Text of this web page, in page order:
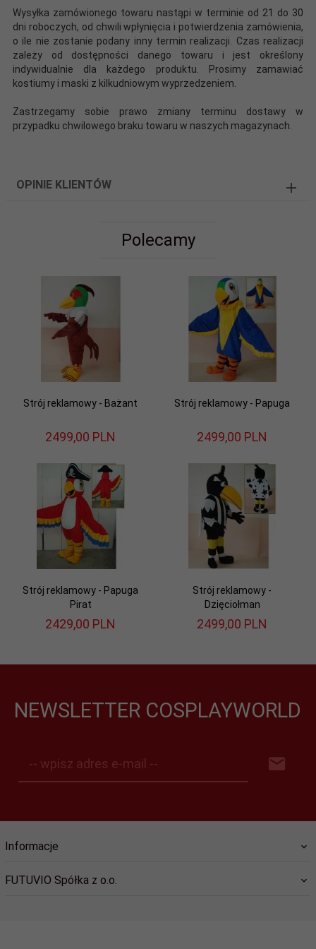
Wysyłka zamówionego towaru nastąpi w terminie od 21 do 30
dni roboczych, od chwili wpłynięcia i potwierdzenia zamówienia,
o ile nie zostanie podany inny termin realizacji. Czas realizacji
zależy od dostępności danego towaru i jest określony
indywidualnie dla każdego produktu. Prosimy zamawiać
kostiumy i maski z kilkudniowym wyprzedzeniem.
Zastrzegamy sobie prawo zmiany terminu dostawy w
przypadku chwilowego braku towaru w naszych magazynach.
OPINIE KLIENTÓW
Polecamy
Strój reklamowy - Bażant
2499,00 PLN
Strój reklamowy - Papuga
2499,00 PLN
Strój reklamowy - Papuga
Pirat
2429,00 PLN
Strój reklamowy -
Dzięciołman
2499,00 PLN
NEWSLETTER COSPLAYWORLD
-- wpisz adres e-mail --
Informacje
FUTUVIO Spółka z o.o.